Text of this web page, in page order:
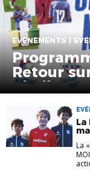
Retour
La
La